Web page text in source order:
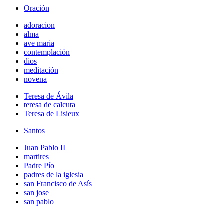
Oración
adoracion
alma
ave maria
contemplación
dios
meditación
novena
Teresa de Ávila
teresa de calcuta
Teresa de Lisieux
Santos
Juan Pablo II
martires
Padre Pío
padres de la iglesia
san Francisco de Asís
san jose
san pablo